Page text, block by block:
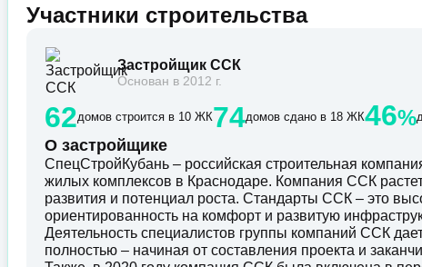
Участники строительства
Застройщик ССК
Основан в 2012 г.
62домов строится в 10 ЖК74домов сдано в 18 ЖК46%
О застройщике
СпецСтройКубань – российская строительная
жилых комплексов в Краснодаре. Компания ССК
развития и потенциал роста. Стандарты ССК – это
ориентированность на комфорт и развитую
Деятельность специалистов группы компаний ССК
полностью – начиная от составления проекта и